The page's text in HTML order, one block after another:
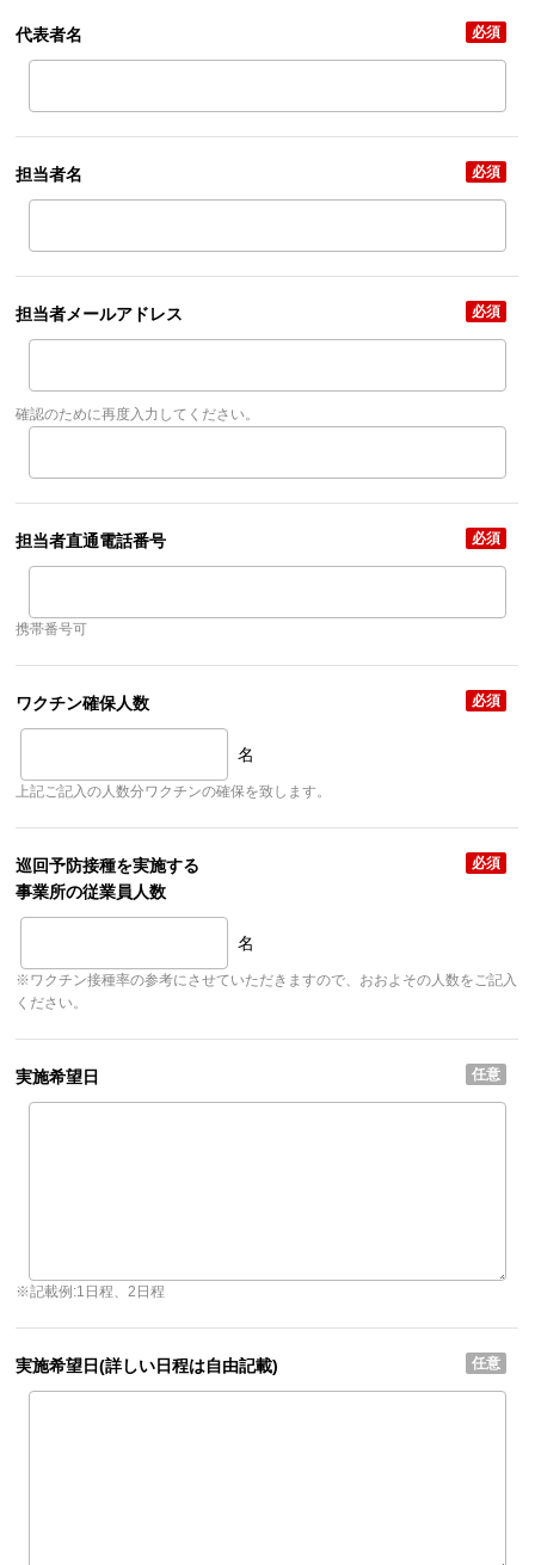
代表者名 必須
担当者名 必須
担当者メールアドレス 必須
確認のために再度入力してください。
担当者直通電話番号 必須
携帯番号可
ワクチン確保人数 必須
名
上記ご記入の人数分ワクチンの確保を致します。
巡回予防接種を実施する
事業所の従業員人数
必須
名
※ワクチン接種率の参考にさせていただきますので、おおよその人数をご記入
ください。
実施希望日 任意
※記載例:1日程、2日程
実施希望日(詳しい日程は自由記載) 任意